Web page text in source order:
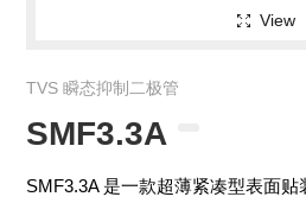
View
TVS 瞬态抑制二极管
SMF3.3A
SMF3.3A 是一款超薄紧凑型表面贴